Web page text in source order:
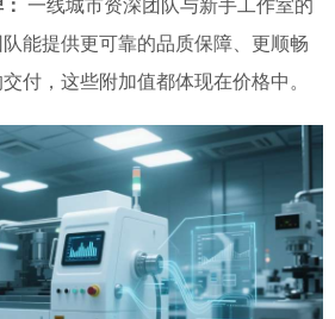
一线城市资深团队与新手工作室的
能提供更可靠的品质保障、更顺畅
付，这些附加值都体现在价格中。